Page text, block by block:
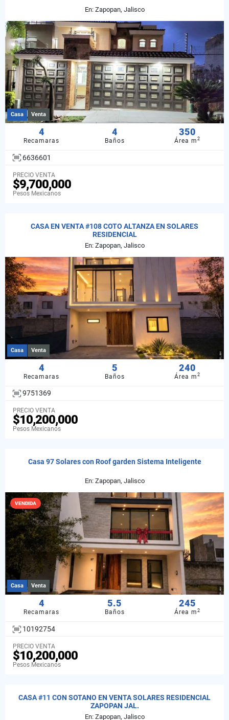
En: Zapopan, Jalisco
Casa Venta
4
Recamaras
4
Baños
350
Área m2
6636601
PRECIO VENTA
$9,700,000
Pesos Mexicanos
CASA EN VENTA #108 COTO ALTANZA EN SOLARES
RESIDENCIAL
En: Zapopan, Jalisco
Casa Venta
4
Recamaras
5
Baños
240
Área m2
9751369
PRECIO VENTA
$10,200,000
Pesos Mexicanos
Casa 97 Solares con Roof garden Sistema Inteligente
En: Zapopan, Jalisco
VENDIDA
Casa Venta
4
Recamaras
5.5
Baños
245
Área m2
10192754
PRECIO VENTA
$10,200,000
Pesos Mexicanos
CASA #11 CON SOTANO EN VENTA SOLARES RESIDENCIAL
ZAPOPAN JAL.
En: Zapopan, Jalisco